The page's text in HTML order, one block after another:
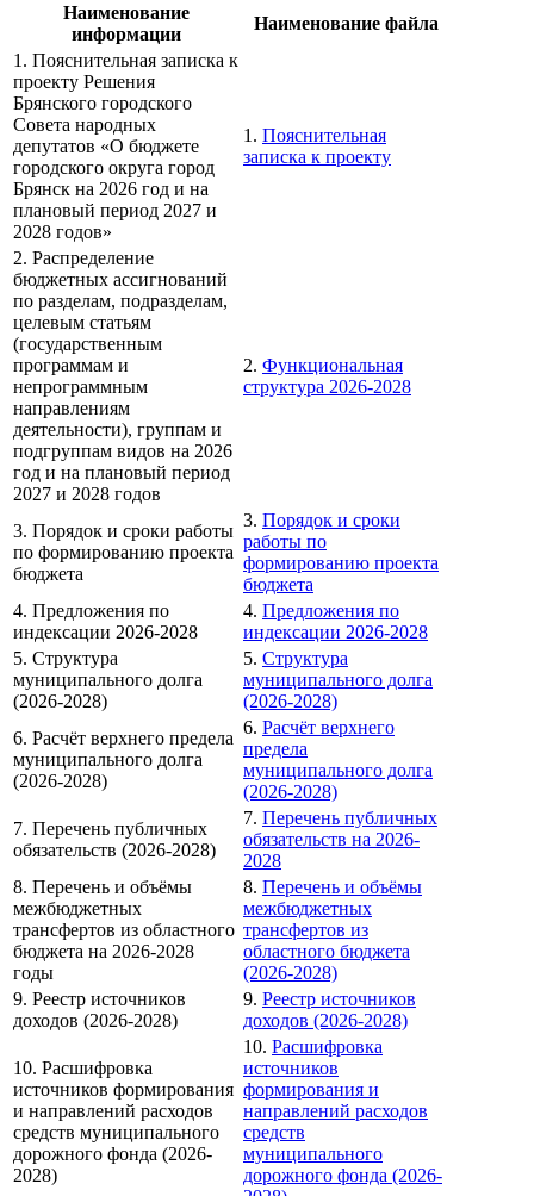
Наименование
информации
Наименование файла
1. Пояснительная записка к
проекту Решения
Брянского городского
Совета народных
депутатов «О бюджете
городского округа город
Брянск на 2026 год и на
плановый период 2027 и
2028 годов»
1. Пояснительная
записка к проекту
2. Распределение
бюджетных ассигнований
по разделам, подразделам,
целевым статьям
(государственным
программам и
непрограммным
направлениям
деятельности), группам и
подгруппам видов на 2026
год и на плановый период
2027 и 2028 годов
2. Функциональная
структура 2026-2028
3. Порядок и сроки работы
по формированию проекта
бюджета
3. Порядок и сроки
работы по
формированию проекта
бюджета
4. Предложения по
индексации 2026-2028
4. Предложения по
индексации 2026-2028
5. Структура
муниципального долга
(2026-2028)
5. Структура
муниципального долга
(2026-2028)
6. Расчёт верхнего предела
муниципального долга
(2026-2028)
6. Расчёт верхнего
предела
муниципального долга
(2026-2028)
7. Перечень публичных
обязательств (2026-2028)
7. Перечень публичных
обязательств на 2026-
2028
8. Перечень и объёмы
межбюджетных
трансфертов из областного
бюджета на 2026-2028
годы
8. Перечень и объёмы
межбюджетных
трансфертов из
областного бюджета
(2026-2028)
9. Реестр источников
доходов (2026-2028)
9. Реестр источников
доходов (2026-2028)
10. Расшифровка
источников формирования
и направлений расходов
средств муниципального
дорожного фонда (2026-
2028)
10. Расшифровка
источников
формирования и
направлений расходов
средств
муниципального
дорожного фонда (2026-